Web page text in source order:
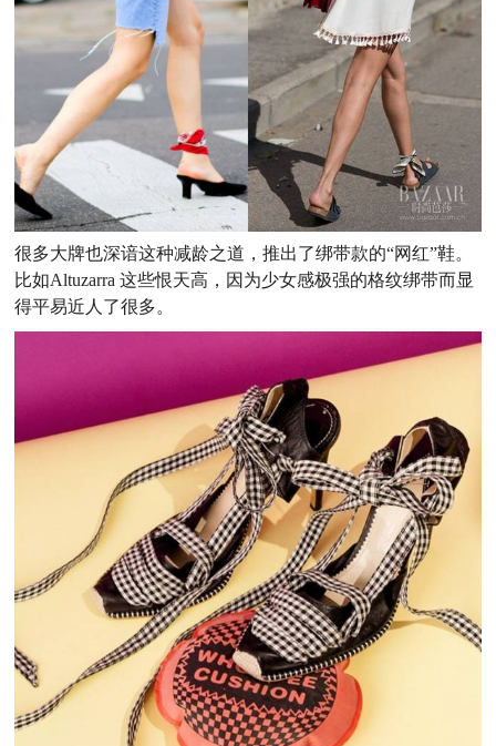
很多大牌也深谙这种减龄之道，推出了绑带款的“网红”鞋。
比如Altuzarra 这些恨天高，因为少女感极强的格纹绑带而显
得平易近人了很多。